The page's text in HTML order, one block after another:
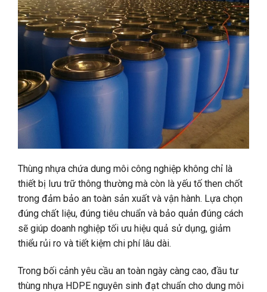
Thùng nhựa chứa dung môi công nghiệp không chỉ là
thiết bị lưu trữ thông thường mà còn là yếu tố then chốt
trong đảm bảo an toàn sản xuất và vận hành. Lựa chọn
đúng chất liệu, đúng tiêu chuẩn và bảo quản đúng cách
sẽ giúp doanh nghiệp tối ưu hiệu quả sử dụng, giảm
thiểu rủi ro và tiết kiệm chi phí lâu dài.
Trong bối cảnh yêu cầu an toàn ngày càng cao, đầu tư
thùng nhựa HDPE nguyên sinh đạt chuẩn cho dung môi